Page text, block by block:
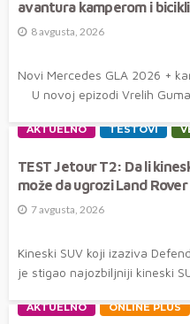
avantura kamperom i
8 avgusta, 2026
Novi Mercedes GLA 2026 +
U novoj epizodi Vrelih Guma
AKTUELNO TESTOVI
TEST Jetour T2: Da li
može da ugrozi Land
7 avgusta, 2026
Kineski SUV koji izaziva
je stigao najozbiljniji kineski
AKTUELNO ONLINE PLUS